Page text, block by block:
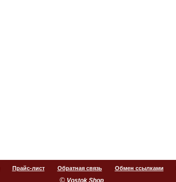
Прайс-лист Обратная связь Обмен ссылками
© Vostok Shop.